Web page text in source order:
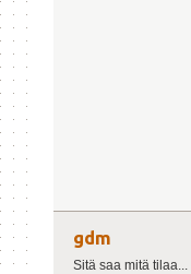
gdm
Sitä saa mitä tilaa...